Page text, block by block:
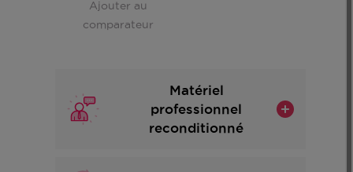
Ajouter au
comparateur
Matériel
professionnel
reconditionné